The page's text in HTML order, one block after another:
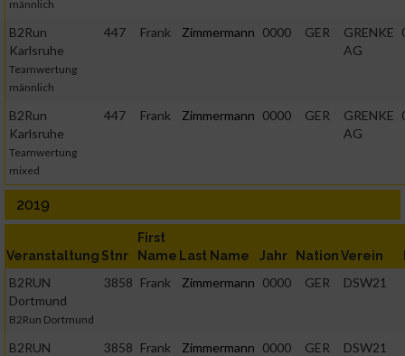
männlich
B2Run
Karlsruhe
Teamwertung
männlich
447 Frank Zimmermann 0000 GER
GRENKE
AG
B2Run
Karlsruhe
Teamwertung
mixed
447 Frank Zimmermann 0000 GER
GRENKE
AG
2019
Veranstaltung Stnr
First
Name Last Name Jahr NationVerein
B2RUN
Dortmund
B2Run Dortmund
3858 Frank Zimmermann 0000 GER DSW21
B2RUN
3858 Frank Zimmermann 0000 GER DSW21